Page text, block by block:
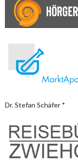
Dr. Stefan Schäfer *